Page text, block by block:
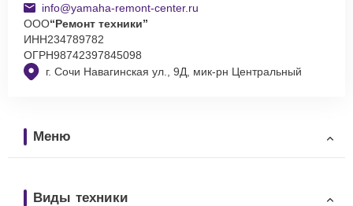
г. Сочи Навагинская ул., 9Д, мик-рн Центральный
info@yamaha-remont-center.ru
ООО“Ремонт техники”
ИНН234789782
ОГРН98742397845098
Меню
Виды техники